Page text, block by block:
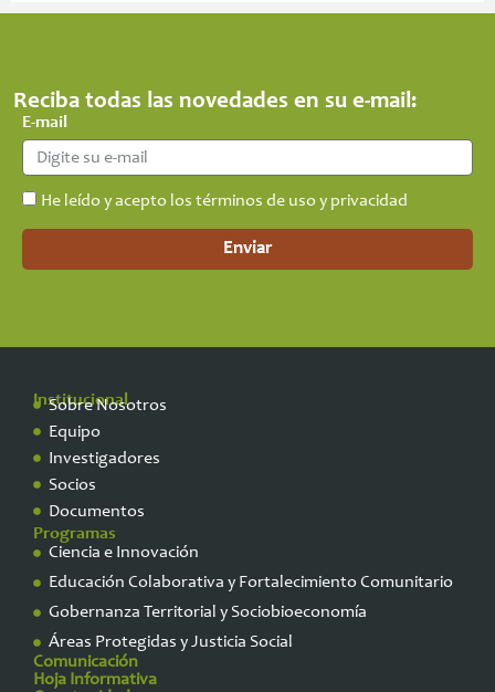
Reciba todas las novedades en su e-mail:
E-mail
He leído y acepto los términos de uso y privacidad
Enviar
Institucional
Sobre Nosotros
Equipo
Investigadores
Socios
Documentos
Programas
Ciencia e Innovación
Educación Colaborativa y Fortalecimiento Comunitario
Gobernanza Territorial y Sociobioeconomía
Áreas Protegidas y Justicia Social
Comunicación
Hoja Informativa